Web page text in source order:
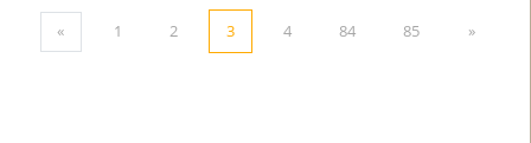
« 1 2 3 4 84 85 »